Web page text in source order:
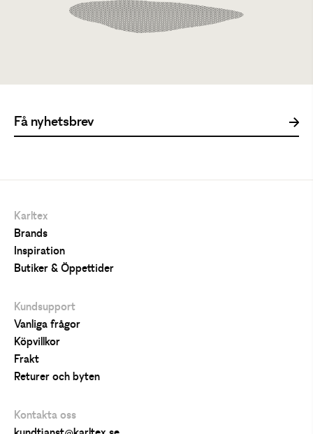
Elvine Rib Hat Brown Melange
Karltex
Brands
Inspiration
Butiker & Öppettider
Kundsupport
Vanliga frågor
Köpvillkor
Frakt
Returer och byten
Kontakta oss